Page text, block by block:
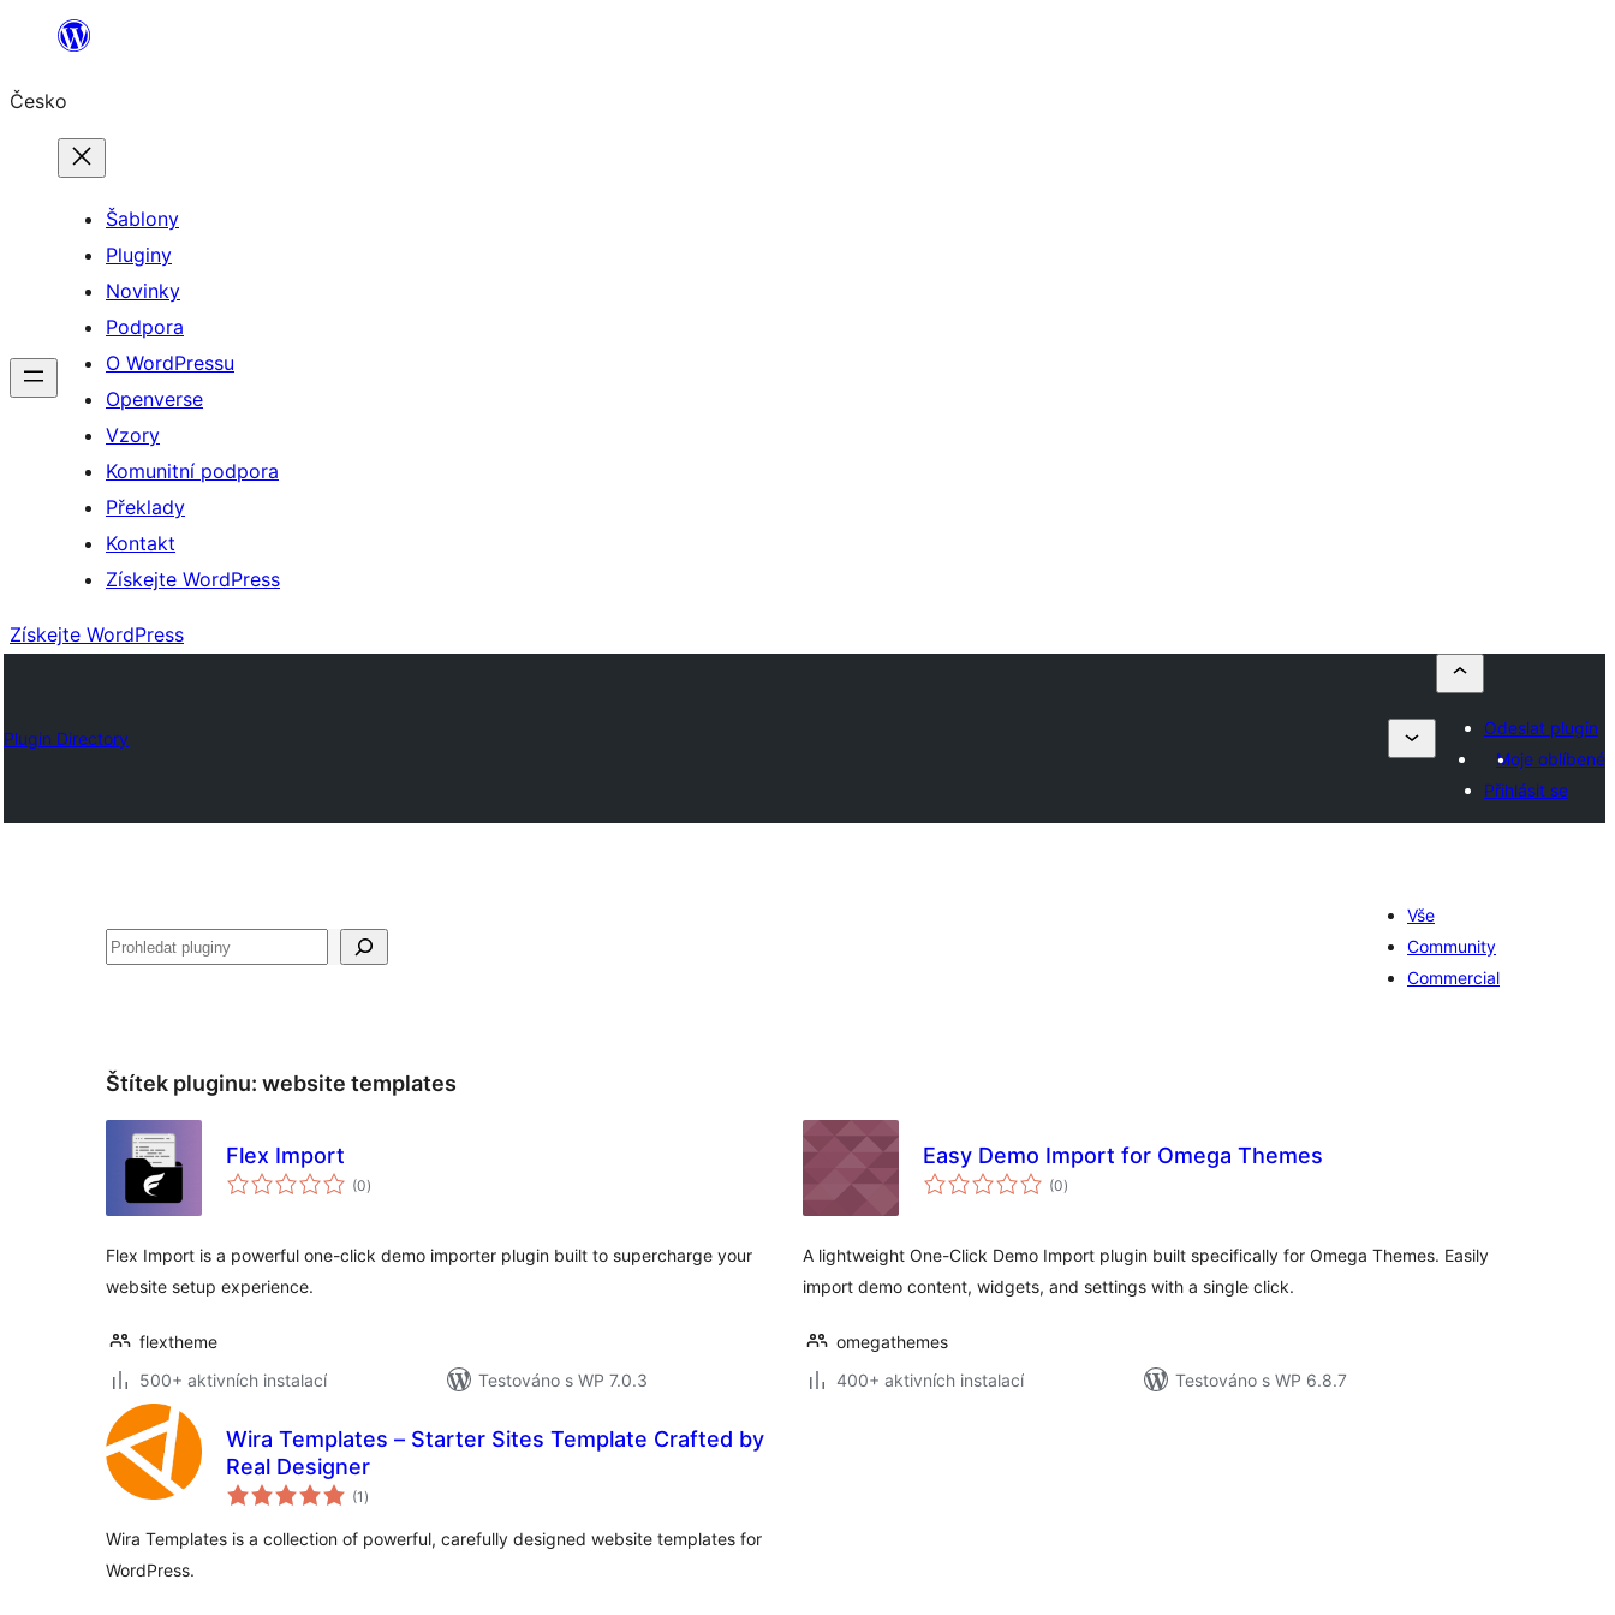
Přeskočit
obsah
Česko
Šablony
Pluginy
Novinky
Podpora
O WordPressu
Openverse
Vzory
Komunitní podpora
Překlady
Kontakt
Získejte WordPress
Získejte WordPress
Plugin Directory
Odeslat plugin
Moje oblíbené
Přihlásit se
Hledat
Vše
Community
Commercial
Štítek pluginu: website templates
Flex Import
(0celkové
hodnocení
)
Flex Import is a powerful one-click demo importer plugin built to supercharge your
website setup experience.
flextheme
500+ aktivních instalací
Testováno s WP 7.0.3
Easy Demo Import for Omega Themes
(0celkové
hodnocení
)
A lightweight One-Click Demo Import plugin built specifically for Omega Themes. Easily
import demo content, widgets, and settings with a single click.
omegathemes
400+ aktivních instalací
Testováno s WP 6.8.7
Wira Templates – Starter Sites Template Crafted by
Real Designer
(1 celkové
hodnocení
)
Wira Templates is a collection of powerful, carefully designed website templates for
WordPress.